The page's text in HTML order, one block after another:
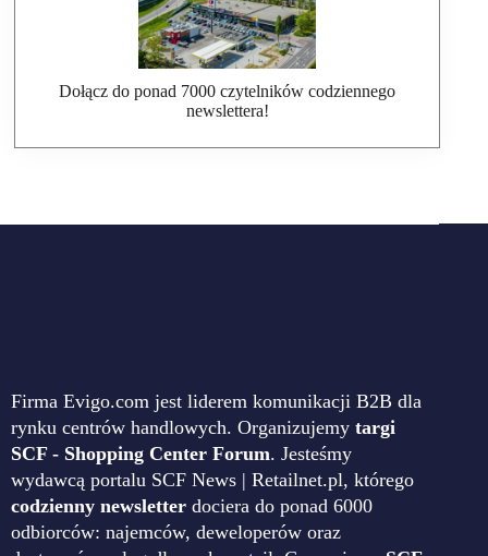
Dołącz do ponad 7000 czytelników codziennego
newslettera!
Firma Evigo.com jest liderem komunikacji B2B dla
rynku centrów handlowych. Organizujemy targi
SCF - Shopping Center Forum. Jesteśmy
wydawcą portalu SCF News | Retailnet.pl, którego
codzienny newsletter dociera do ponad 6000
odbiorców: najemców, deweloperów oraz